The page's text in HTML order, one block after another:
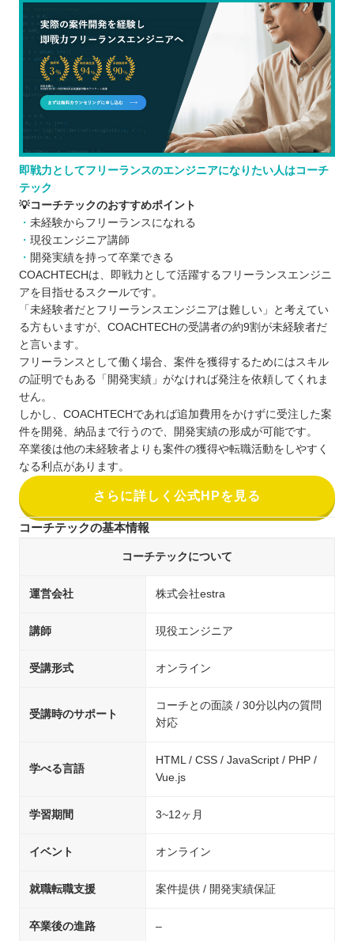
即戦力としてフリーランスのエンジニアになりたい人はコーチ
テック
💡コーチテックのおすすめポイント
未経験からフリーランスになれる
現役エンジニア講師
開発実績を持って卒業できる
COACHTECHは、即戦力として活躍するフリーランスエンジニ
アを目指せるスクールです。
「未経験者だとフリーランスエンジニアは難しい」と考えてい
る方もいますが、COACHTECHの受講者の約9割が未経験者だ
と言います。
フリーランスとして働く場合、案件を獲得するためにはスキル
の証明でもある「開発実績」がなければ発注を依頼してくれま
せん。
しかし、COACHTECHであれば追加費用をかけずに受注した案
件を開発、納品まで行うので、開発実績の形成が可能です。
卒業後は他の未経験者よりも案件の獲得や転職活動をしやすく
なる利点があります。
さらに詳しく公式HPを見る
コーチテックの基本情報
コーチテックについて
運営会社 株式会社estra
講師 現役エンジニア
受講形式 オンライン
受講時のサポート
コーチとの面談 / 30分以内の質問
対応
学べる言語
HTML / CSS / JavaScript / PHP /
Vue.js
学習期間 3~12ヶ月
イベント オンライン
就職転職支援 案件提供 / 開発実績保証
卒業後の進路 –